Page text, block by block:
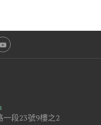
一段23號9樓之2